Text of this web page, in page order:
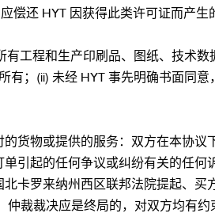
还 HYT 因获得此类许可证而产生
工程和生产印刷品、图纸、技术
；(ii) 未经 HYT 事先明确书面同
货物或提供的服务：双方在本协议
引起的任何争议或纠纷有关的任何
卡罗来纳州西区联邦法院提起、
裁裁决应是终局的，对双方均有